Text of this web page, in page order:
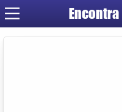
Encontra